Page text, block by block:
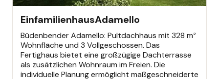
EinfamilienhausAdamello
Büdenbender Adamello: Pultdachhaus mit 328 m²
Wohnfläche und 3 Vollgeschossen. Das
Fertighaus bietet eine großzügige Dachterrasse
als zusätzlichen Wohnraum im Freien. Die
individuelle Planung ermöglicht maßgeschneiderte